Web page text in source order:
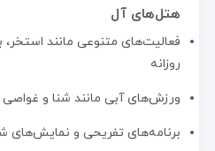
هتل‌های آل
فعالیت‌های متنوعی مانند
روزانه
ورزش‌های آبی مانند شنا و غواصی
برنامه‌های تفریحی و نمایش‌های